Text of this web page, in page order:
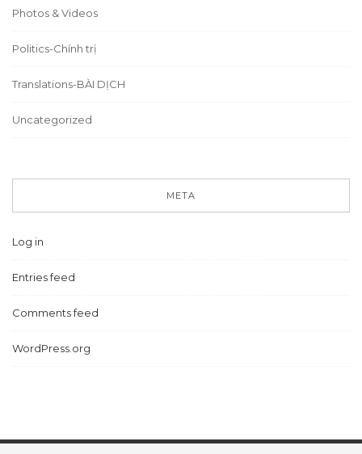
Photos & Videos
Politics-Chính trị
Translations-BÀI DỊCH
Uncategorized
META
Log in
Entries feed
Comments feed
WordPress.org